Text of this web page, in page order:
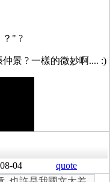
" ?
景 ? 一樣的微妙啊.... :)
04
quote